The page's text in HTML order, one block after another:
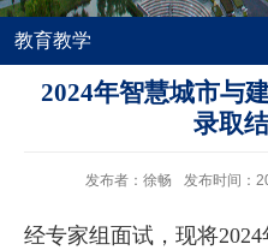
教育教学
2024年智慧城市与
录取
发布者：徐畅 发布时间：
经专家组面试，现将